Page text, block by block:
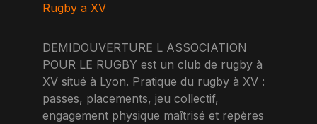
Rugby a XV
DEMIDOUVERTURE L ASSOCIATION
POUR LE RUGBY est un club de rugby à
XV situé à Lyon. Pratique du rugby à XV :
passes, placements, jeu collectif,
engagement physique maîtrisé et repères